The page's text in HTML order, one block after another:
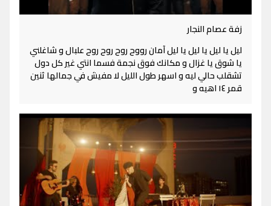
زفة عصام النجار
ليل يا ليل يا ليل يا ليل آمان رووح روح روح روح علبال و شاغلني
يا شوق يا غزال و مكانك فوق نجمة فسما انتي غير كل دول
تشقلب حالي ليه و اسهر طول الليل لا مفيش في جمالها ثنين
قمر ١٤ اهيه و